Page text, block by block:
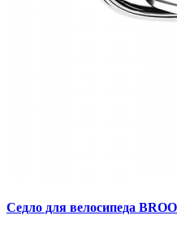
Седло для велосипеда